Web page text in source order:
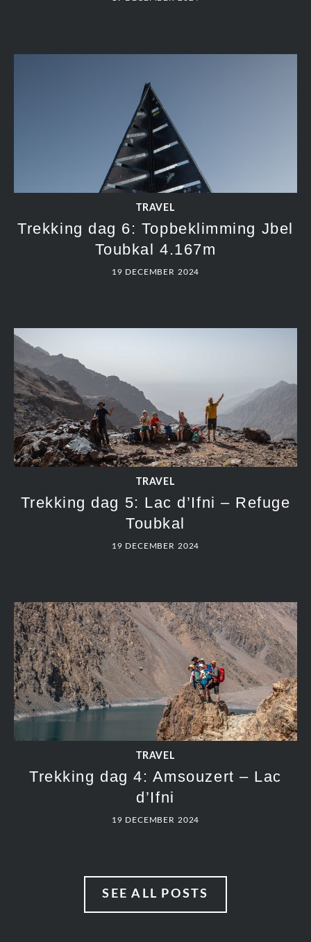
TRAVEL
Trekking dag 6: Topbeklimming Jbel
Toubkal 4.167m
19 DECEMBER 2024
TRAVEL
Trekking dag 5: Lac d’Ifni – Refuge
Toubkal
19 DECEMBER 2024
TRAVEL
Trekking dag 4: Amsouzert – Lac
d’Ifni
19 DECEMBER 2024
SEE ALL POSTS